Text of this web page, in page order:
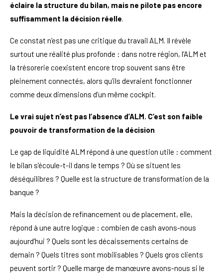
éclaire la structure du bilan, mais ne pilote pas encore
suffisamment la décision réelle.
Ce constat n’est pas une critique du travail ALM. Il révèle
surtout une réalité plus profonde : dans notre région, l’ALM et
la trésorerie coexistent encore trop souvent sans être
pleinement connectés, alors qu’ils devraient fonctionner
comme deux dimensions d’un même cockpit.
Le vrai sujet n’est pas l’absence d’ALM. C’est son faible
pouvoir de transformation de la décision
Le gap de liquidité ALM répond à une question utile : comment
le bilan s’écoule-t-il dans le temps ? Où se situent les
déséquilibres ? Quelle est la structure de transformation de la
banque ?
Mais la décision de refinancement ou de placement, elle,
répond à une autre logique : combien de cash avons-nous
aujourd’hui ? Quels sont les décaissements certains de
demain ? Quels titres sont mobilisables ? Quels gros clients
peuvent sortir ? Quelle marge de manœuvre avons-nous si le